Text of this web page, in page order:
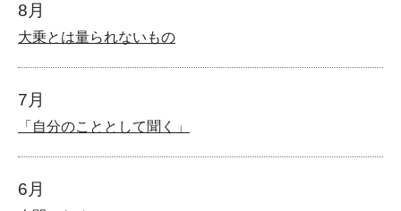
8月
大乗とは量られないもの
7月
「自分のこととして聞く」
6月